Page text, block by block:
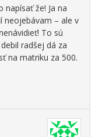
napísať že! Ja na
neojebávam – ale v
To sú
radšej dá za
na matriku za 500.